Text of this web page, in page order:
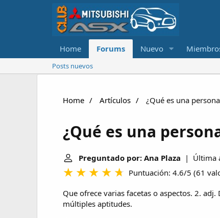
Home Forums Nuevo
Posts nuevos
Home Artículos ¿Qué es una
¿Qué es una
Preguntado por: Ana Plaza | Última
Puntuación: 4.6/5 (61
Que ofrece varias facetas o aspectos. 2.
múltiples aptitudes.